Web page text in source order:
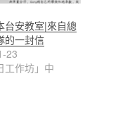
台安教室|來自總
的一封信
23
工作坊」中